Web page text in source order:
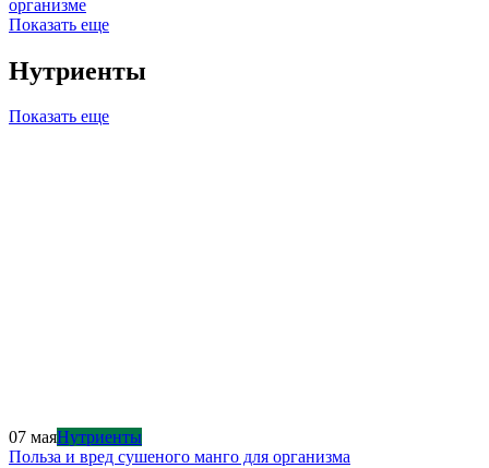
организме
Показать еще
Нутриенты
Показать еще
07 маяНутриенты
Польза и вред сушеного манго для организма